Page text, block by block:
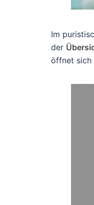
Im
der
öffnet sich